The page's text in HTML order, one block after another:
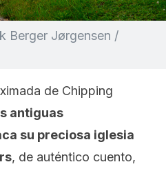
Berger Jørgensen /
de Chipping
antiguas
su preciosa iglesia
, de auténtico cuento,